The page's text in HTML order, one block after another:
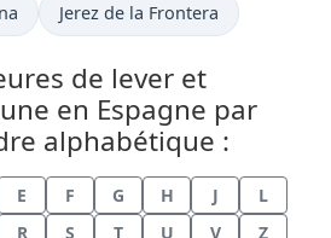
Jerez de la Frontera
de lever et
en Espagne par
alphabétique :
E F G H J
L
R S T U V Z